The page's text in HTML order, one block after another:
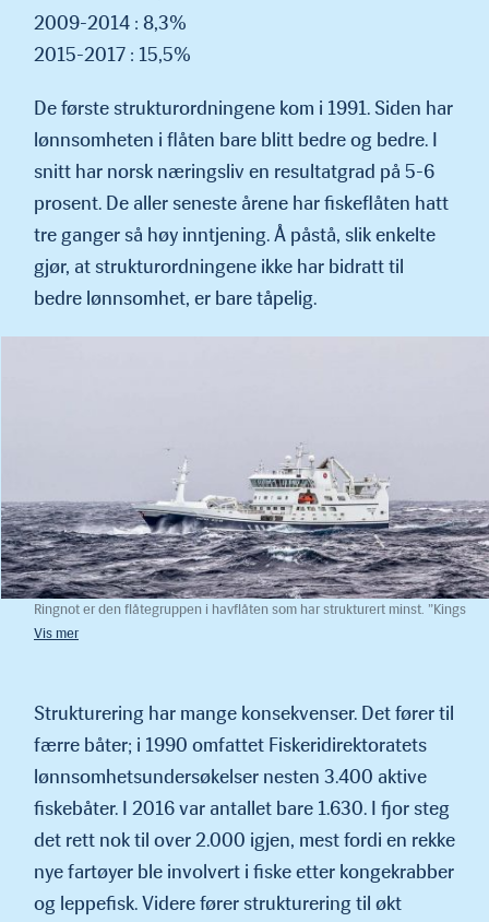
2009-2014 : 8,3%
2015-2017 : 15,5%
De første strukturordningene kom i 1991. Siden har
lønnsomheten i flåten bare blitt bedre og bedre. I
snitt har norsk næringsliv en resultatgrad på 5-6
prosent. De aller seneste årene har fiskeflåten hatt
tre ganger så høy inntjening. Å påstå, slik enkelte
gjør, at strukturordningene ikke har bidratt til
bedre lønnsom­het, er bare tåpelig.
Ringnot er den flåtegruppen i havflåten som har strukturert minst. ”Kings
Bay” har kjøpt 150 basistonn, og har 500 basistonn i grunnkvote. Det er
Strukturering har mange konsekvenser. Det fører til
færre båter; i 1990 omfattet Fiskeridirektoratets
lønnsomhetsundersøkelser nesten 3.400 aktive
fiskebåter. I 2016 var antallet bare 1.630. I fjor steg
det rett nok til over 2.000 igjen, mest fordi en rekke
nye fartøyer ble involvert i fiske etter kongekrabber
og leppe­fisk. Videre fører strukturering til økt